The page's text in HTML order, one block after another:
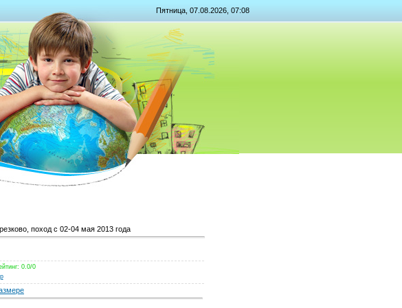
Пятница, 07.08.2026, 07:08
поход с 02-04 мая 2013 года
: 0.0/0